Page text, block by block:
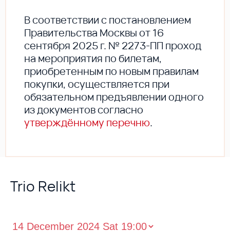
В соответствии с постановлением
Правительства Москвы от 16
сентября 2025 г. № 2273-ПП проход
на мероприятия по билетам,
приобретенным по новым правилам
покупки, осуществляется при
обязательном предъявлении одного
из документов согласно
утверждённому перечню.
Trio Relikt